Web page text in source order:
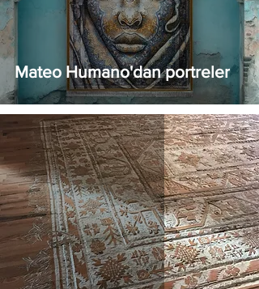
Mateo Humano'dan portreler